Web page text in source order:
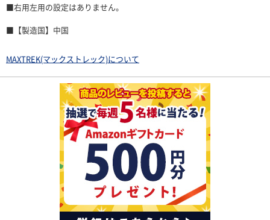
■右用左用の設定はありません。
■【製造国】中国
MAXTREK(マックストレック)について